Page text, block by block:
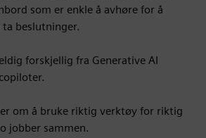
som er enkle å avhøre for å
beslutninger.
forskjellig fra Generative AI
om å bruke riktig verktøy for riktig
jobber sammen.